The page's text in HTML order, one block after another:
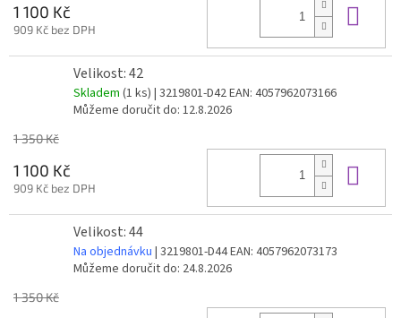
1 100 Kč
909 Kč bez DPH
Velikost: 42
Skladem (1 ks) | 3219801-D42EAN: 4057962073166
Můžeme doručit do: 12.8.2026
1 350 Kč
1 100 Kč
909 Kč bez DPH
Velikost: 44
Na objednávku | 3219801-D44EAN: 4057962073173
Můžeme doručit do: 24.8.2026
1 350 Kč